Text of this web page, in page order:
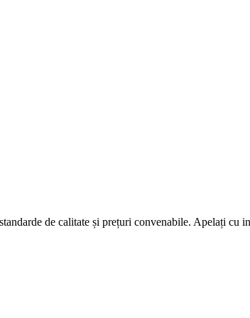
de calitate și prețuri convenabile. Apelați cu